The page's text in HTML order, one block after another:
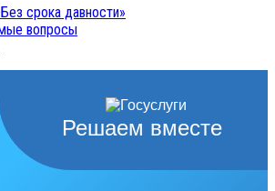
срока давности»
вопросы
Решаем вместе